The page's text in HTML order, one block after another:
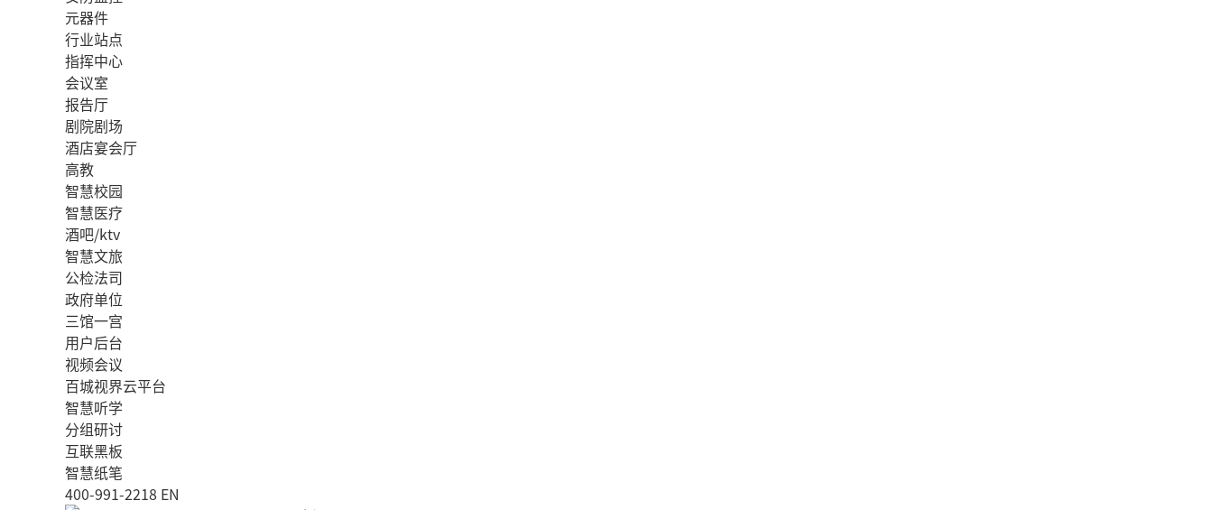
元器件
行业站点
指挥中心
会议室
报告厅
剧院剧场
酒店宴会厅
高教
智慧校园
智慧医疗
酒吧/ktv
智慧文旅
公检法司
政府单位
三馆一宫
用户后台
视频会议
百城视界云平台
智慧听学
分组研讨
互联黑板
智慧纸笔
400-991-2218 EN